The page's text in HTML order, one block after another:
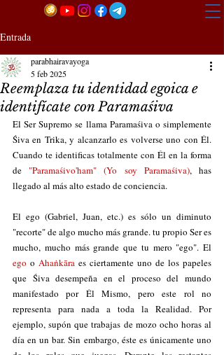
Entrada
Reemplaza tu identidad egoica e
identifícate con Paramaśiva
parabhairavayoga
5 feb 2025
El Ser Supremo se llama Paramaśiva o simplemente
Śiva en Trika, y alcanzarlo es volverse uno con Él.
Cuando te identificas totalmente con Él en la forma
de "Paramaśivo'ham" (Yo soy Paramaśiva), has
llegado al más alto estado de conciencia.
El ego (Gabriel, Juan, etc.) es sólo un diminuto
"recorte" de algo mucho más grande. tu propio Ser es
ego o Ahaṅkāra es ciertamente uno de los papeles
que Śiva desempeña en el proceso del mundo
manifestado por Él Mismo, pero este rol no
representa para nada a toda la Realidad. Por
ejemplo, supón que trabajas de mozo ocho horas al
día en un bar. Sin embargo, éste es únicamente uno